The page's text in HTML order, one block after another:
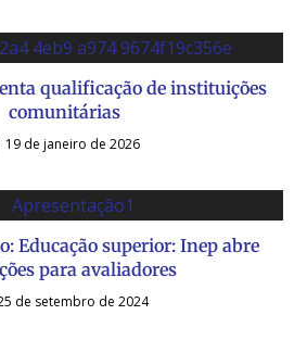
qualificação de instituições
comunitárias
19 de janeiro de 2026
Educação superior: Inep abre
para avaliadores
de setembro de 2024